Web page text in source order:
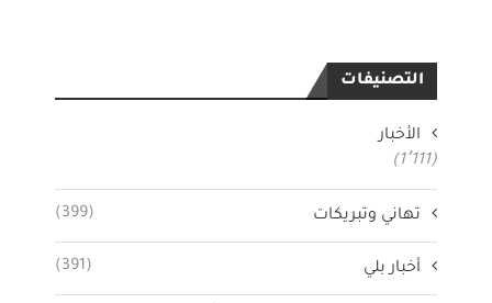
التصنيفات
الأخبار
(1٬111)
تهاني وتبريكات (399)
أخبار بلي (391)